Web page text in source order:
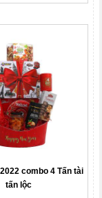
combo 4 Tấn tài
tấn lộc